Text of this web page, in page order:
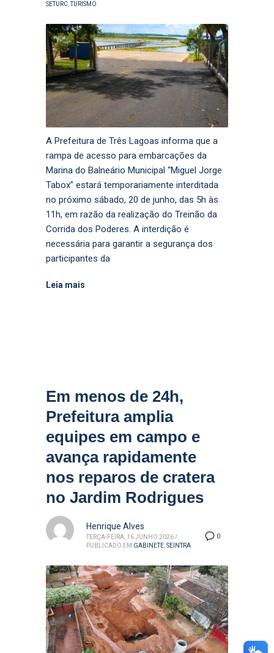
SETURC, TURISMO
A Prefeitura de Três Lagoas informa que a
rampa de acesso para embarcações da
Marina do Balneário Municipal “Miguel Jorge
Tabox” estará temporariamente interditada
no próximo sábado, 20 de junho, das 5h às
11h, em razão da realização do Treinão da
Corrida dos Poderes. A interdição é
necessária para garantir a segurança dos
participantes da
Leia mais
Em menos de 24h,
Prefeitura amplia
equipes em campo e
avança rapidamente
nos reparos de cratera
no Jardim Rodrigues
0
Henrique Alves
TERÇA-FEIRA, 16 JUNHO 2026 /
PUBLICADO EM GABINETE SEINTRA